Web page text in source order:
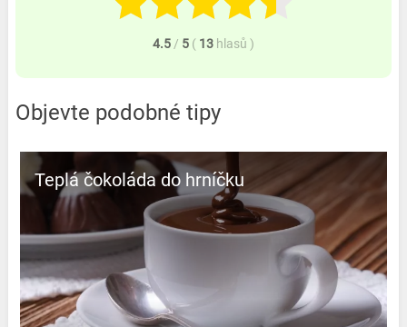
4.5 / 5 ( 13 hlasů )
Objevte podobné tipy
Teplá čokoláda do hrníčku